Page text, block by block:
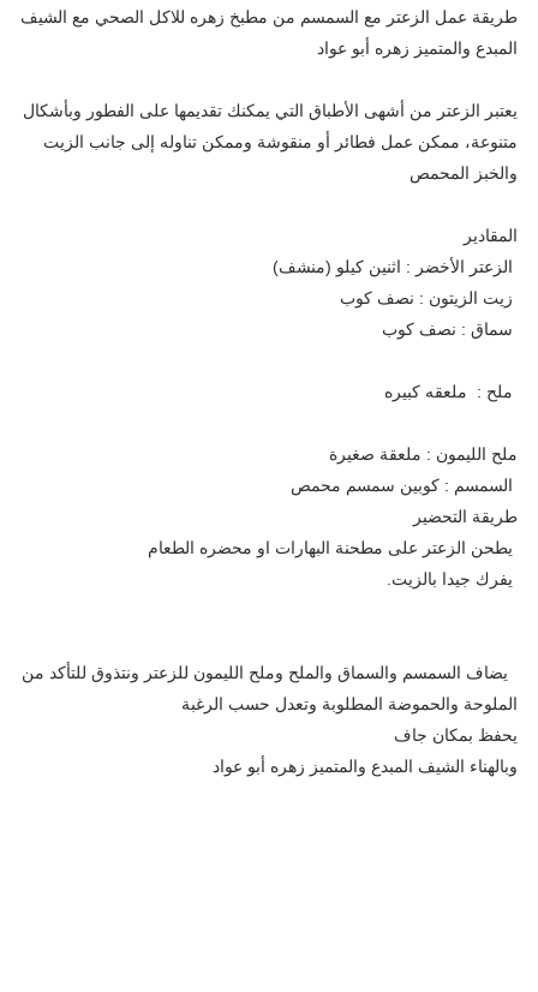
طريقة عمل الزعتر مع السمسم من مطبخ زهره للاكل الصحي مع الشيف
المبدع والمتميز زهره أبو عواد
يعتبر الزعتر من أشهى الأطباق التي يمكنك تقديمها على الفطور وبأشكال
متنوعة، ممكن عمل فطائر أو منقوشة وممكن تناوله إلى جانب الزيت
والخبز المحمص
المقادير
الزعتر الأخضر : اثنين كيلو (منشف)
زيت الزيتون : نصف كوب
سماق : نصف كوب
ملح : ملعقه كبيره
ملح الليمون : ملعقة صغيرة
السمسم : كوبين سمسم محمص
طريقة التحضير
يطحن الزعتر على مطحنة البهارات او محضره الطعام
يفرك جيدا بالزيت.
يضاف السمسم والسماق والملح وملح الليمون للزعتر ونتذوق للتأكد من
الملوحة والحموضة المطلوبة وتعدل حسب الرغبة
يحفظ بمكان جاف
وبالهناء الشيف المبدع والمتميز زهره أبو عواد